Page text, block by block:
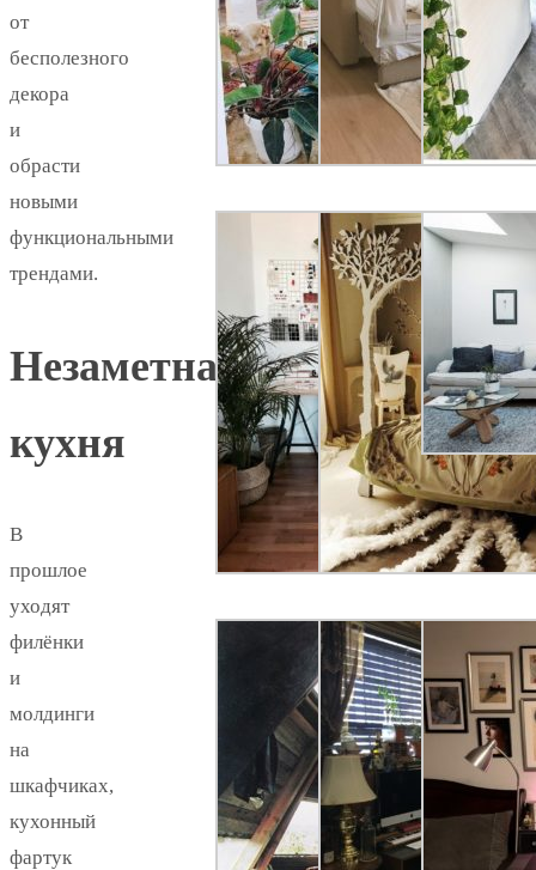
от
бесполезного
декора
и
обрасти
новыми
функциональными
трендами.
Незаметная
кухня
В
прошлое
уходят
филёнки
и
молдинги
на
шкафчиках,
кухонный
фартук